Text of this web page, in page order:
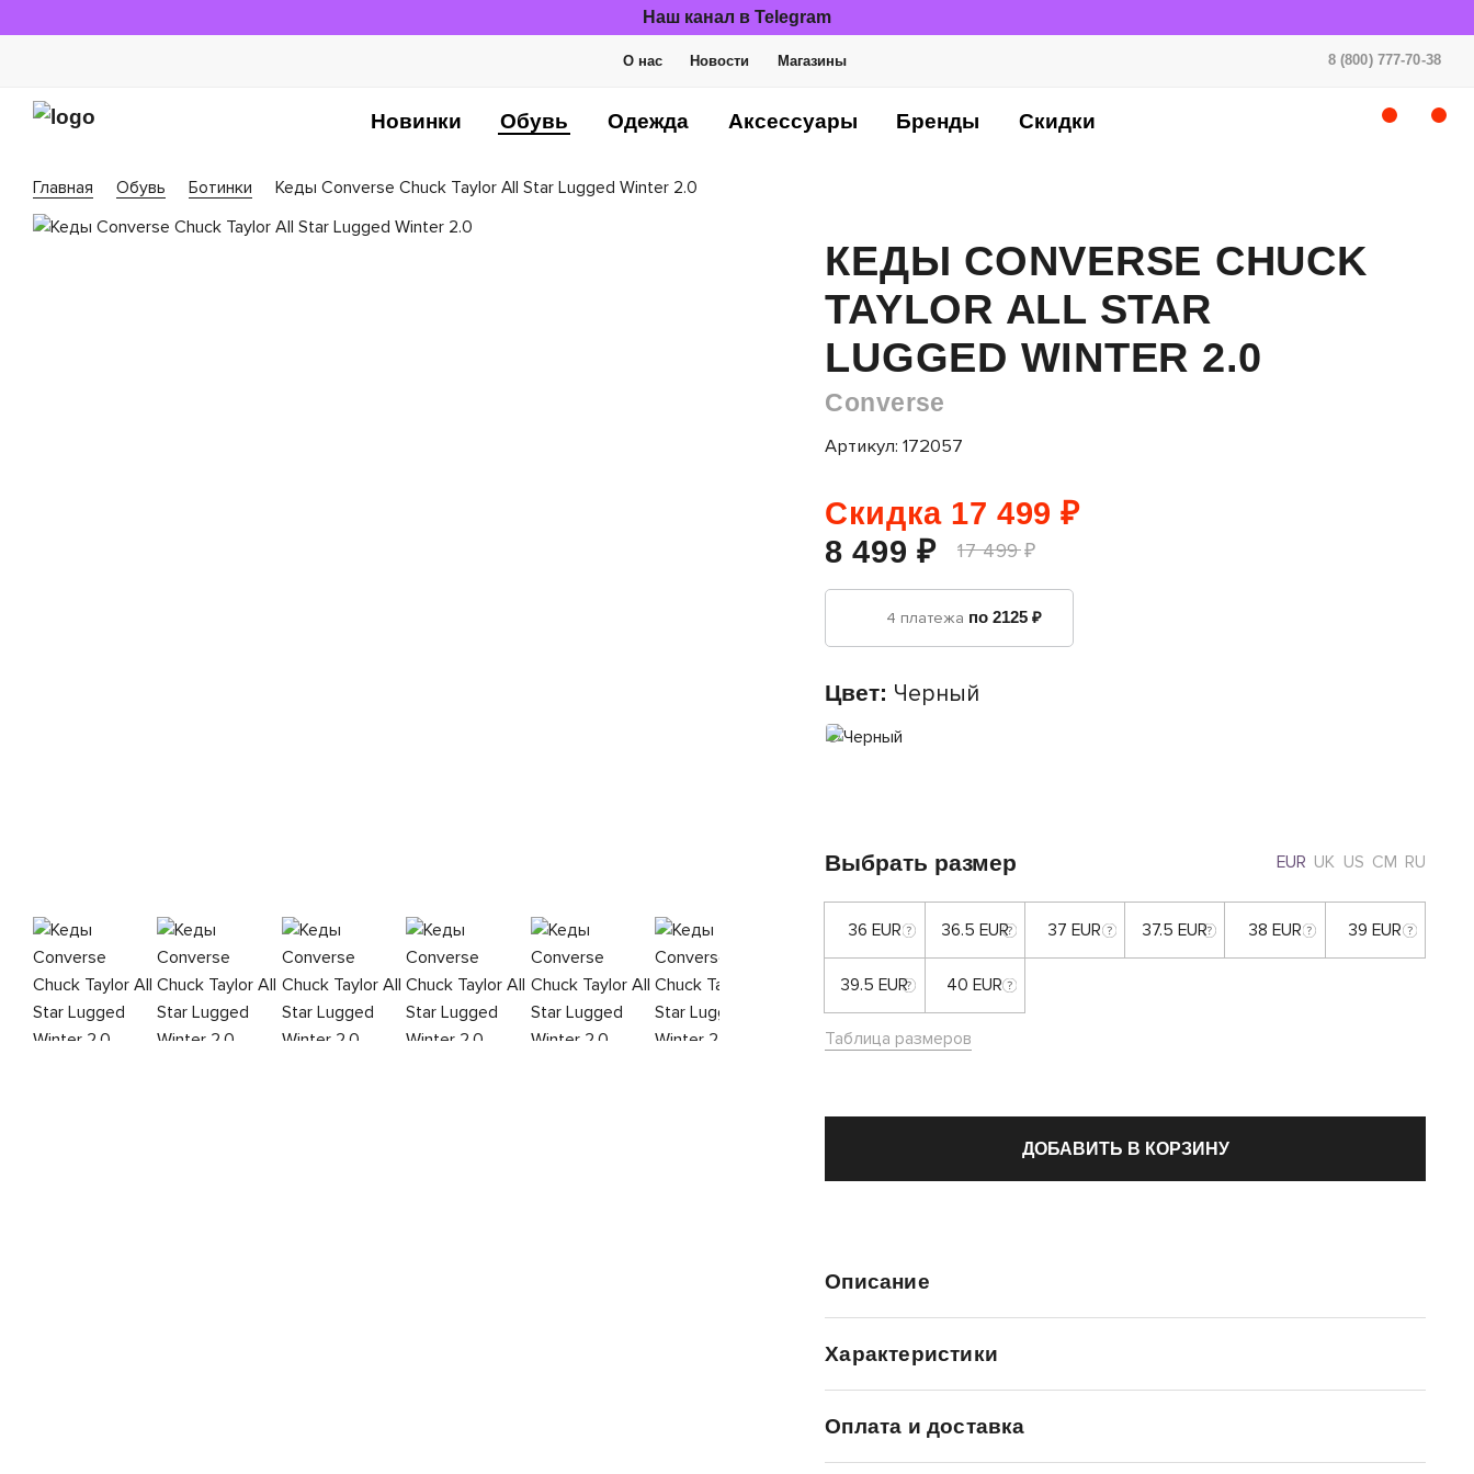
Наш канал в Telegram
О нас Новости Магазины 8 (800) 777-70-38
Новинки Обувь Одежда Аксессуары Бренды Скидки
Главная Обувь Ботинки Кеды Converse Chuck Taylor All Star Lugged Winter 2.0
КЕДЫ CONVERSE CHUCK
TAYLOR ALL STAR
LUGGED WINTER 2.0
Converse
Артикул: 172057
Скидка 17 499 ₽
8 499 ₽
17 499 ₽
4 платежа по 2125 ₽
Цвет: Черный
Выбрать размер EUR UK US CM RU
36 EUR 36.5 EUR 37 EUR 37.5 EUR 38 EUR 39 EUR
39.5 EUR 40 EUR
Таблица размеров
ДОБАВИТЬ В КОРЗИНУ
Описание
Характеристики
Оплата и доставка